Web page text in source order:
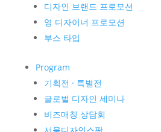
디자인 브랜드 프로모션
영 디자이너 프로모션
부스 타입
Program
기획전 · 특별전
글로벌 디자인 세미나
비즈매칭 상담회